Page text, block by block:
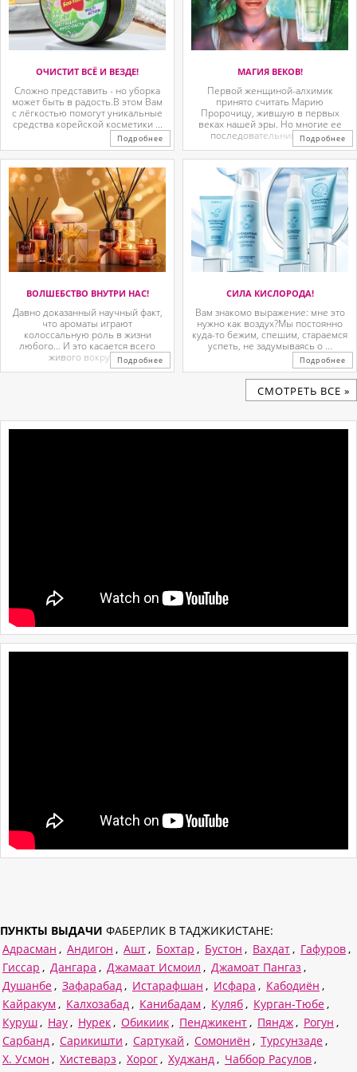
ОЧИСТИТ ВСЁ И ВЕЗДЕ!
Сложно представить - но уборка
может быть в радость.В этом Вам
с лёгкостью помогут уникальные
средства корейской косметики ...
Подробнее
МАГИЯ ВЕКОВ!
Первой женщиной-алхимик
принято считать Марию
Пророчицу, жившую в первых
веках нашей эры. Но многие ее
последовательницы так ...
Подробнее
ВОЛШЕБСТВО ВНУТРИ НАС!
Давно доказанный научный факт,
что ароматы играют
колоссальную роль в жизни
любого… И это касается всего
живого вокруг. ...Подробнее
СИЛА КИСЛОРОДА!
Вам знакомо выражение: мне это
нужно как воздух?Мы постоянно
куда-то бежим, спешим, стараемся
успеть, не задумываясь о ...
Подробнее
CМОТРЕТЬ ВСЕ »
ПУНКТЫ ВЫДАЧИ ФАБЕРЛИК В ТАДЖИКИСТАНЕ:
Адрасман , Андигон , Ашт , Бохтар , Бустон , Вахдат , Гафуров ,
Гиссар , Дангара , Джамаат Исмоил , Джамоат Пангаз ,
Душанбе , Зафарабад , Истарафшан , Исфара , Кабодиён ,
Кайракум , Калхозабад , Канибадам , Куляб , Курган-Тюбе ,
Куруш , Нау , Нурек , Обикиик , Пенджикент , Пяндж , Рогун ,
Сарбанд , Сарикишти , Сартукай , Сомониён , Турсунзаде ,
Х. Усмон , Хистеварз , Хорог , Худжанд , Чаббор Расулов ,